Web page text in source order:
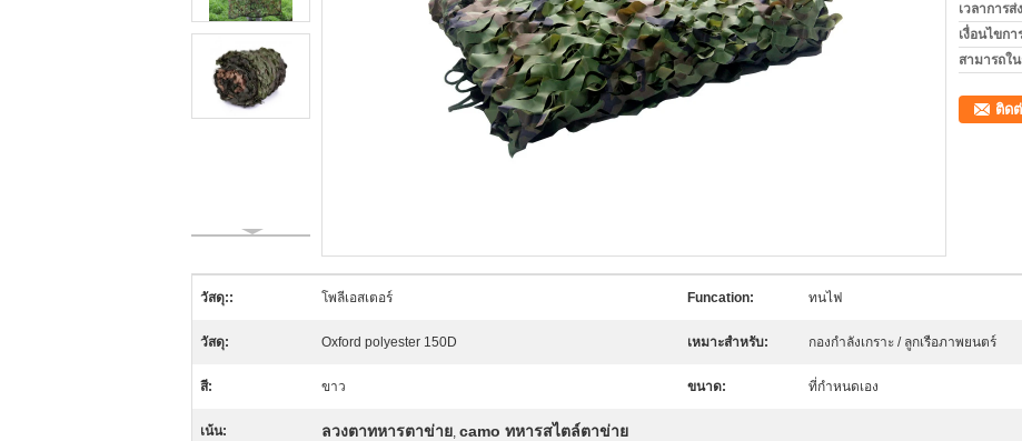
เวลาการส่
เงื่อนไขกา
สามารถใ
ติด
วัสดุ:: โพลีเอสเตอร์ Funcation: ทนไฟ
วัสดุ: Oxford polyester 150D เหมาะสำหรับ: กองกำลังเกราะ / ลูกเรือภาพยนตร์
สี: ขาว ขนาด: ที่กำหนดเอง
เน้น: ลวงตาทหารตาข่าย, camo ทหารสไตล์ตาข่าย